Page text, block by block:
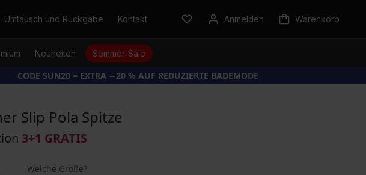
Umtausch und Rückgabe Kontakt Anmelden Warenkorb
Neuheiten Sommer-Sale
CODE SUN20 = EXTRA −20 % AUF REDUZIERTE BADEMODE
Slip Pola Spitze
3+1 GRATIS
Welche Größe?